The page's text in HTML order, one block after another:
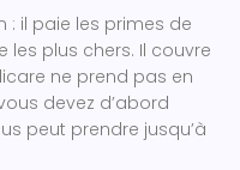
: il paie les primes de
les plus chers. Il couvre
ne prend pas en
devez d’abord
peut prendre jusqu’à